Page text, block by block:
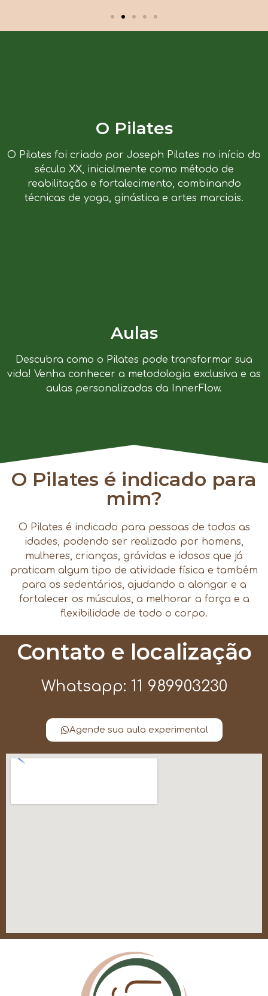
O Pilates
O Pilates foi criado por Joseph Pilates no início do
século XX, inicialmente como método de
reabilitação e fortalecimento, combinando
técnicas de yoga, ginástica e artes marciais.
Aulas
Descubra como o Pilates pode transformar sua
vida! Venha conhecer a metodologia exclusiva e as
aulas personalizadas da InnerFlow.
O Pilates é indicado para
mim?
O Pilates é indicado para pessoas de todas as
idades, podendo ser realizado por homens,
mulheres, crianças, grávidas e idosos que já
praticam algum tipo de atividade física e também
para os sedentários, ajudando a alongar e a
fortalecer os músculos, a melhorar a força e a
flexibilidade de todo o corpo.
Contato e localização
Whatsapp: 11 989903230
Agende sua aula experimental